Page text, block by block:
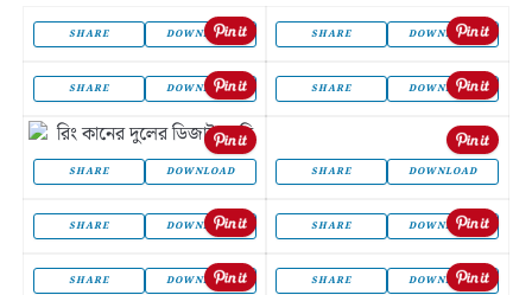
SHARE DOWNLOAD SHARE DOWNLOAD
SHARE DOWNLOAD SHARE DOWNLOAD
SHARE DOWNLOAD SHARE DOWNLOAD
SHARE DOWNLOAD SHARE DOWNLOAD
SHARE DOWNLOAD SHARE DOWNLOAD